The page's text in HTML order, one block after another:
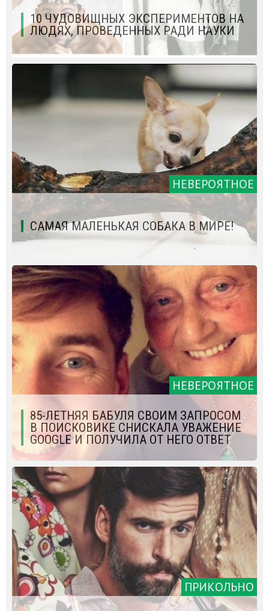
10 ЧУДОВИЩНЫХ ЭКСПЕРИМЕНТОВ НА
ЛЮДЯХ, ПРОВЕДЕННЫХ РАДИ НАУКИ
НЕВЕРОЯТНОЕ
САМАЯ МАЛЕНЬКАЯ СОБАКА В МИРЕ!
НЕВЕРОЯТНОЕ
85-ЛЕТНЯЯ БАБУЛЯ СВОИМ ЗАПРОСОМ
В ПОИСКОВИКЕ СНИСКАЛА УВАЖЕНИЕ
GOOGLE И ПОЛУЧИЛА ОТ НЕГО ОТВЕТ
ПРИКОЛЬНО